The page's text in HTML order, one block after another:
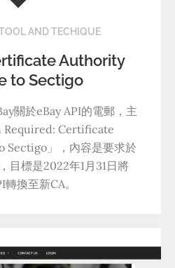
AND TECHIQUE
Authority
to Sectigo
關於eBay API的電郵，主
Required: Certificate
」，內容是要求於
目標是2022年1月31日將
轉換至新CA。